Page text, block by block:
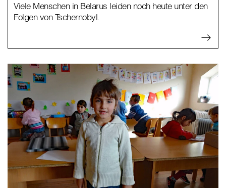
Viele Menschen in Belarus leiden noch heute unter den
Folgen von Tschernobyl.